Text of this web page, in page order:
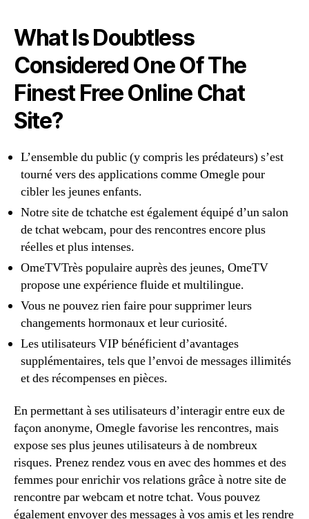
What Is Doubtless
Considered One Of The
Finest Free Online Chat
Site?
L’ensemble du public (y compris les prédateurs) s’est
tourné vers des applications comme Omegle pour
cibler les jeunes enfants.
Notre site de tchatche est également équipé d’un salon
de tchat webcam, pour des rencontres encore plus
réelles et plus intenses.
OmeTVTrès populaire auprès des jeunes, OmeTV
propose une expérience fluide et multilingue.
Vous ne pouvez rien faire pour supprimer leurs
changements hormonaux et leur curiosité.
Les utilisateurs VIP bénéficient d’avantages
supplémentaires, tels que l’envoi de messages illimités
et des récompenses en pièces.
En permettant à ses utilisateurs d’interagir entre eux de
façon anonyme, Omegle favorise les rencontres, mais
expose ses plus jeunes utilisateurs à de nombreux
risques. Prenez rendez vous en avec des hommes et des
femmes pour enrichir vos relations grâce à notre site de
rencontre par webcam et notre tchat. Vous pouvez
également envoyer des messages à vos amis et les rendre